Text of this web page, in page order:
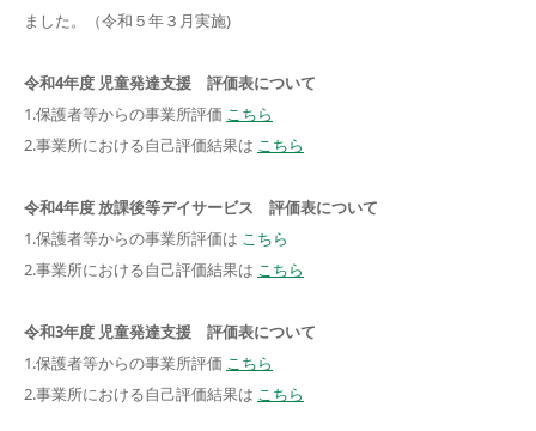
ました。（令和５年３月実施)
令和4年度 児童発達支援 評価表について
1.保護者等からの事業所評価 こちら
2.事業所における自己評価結果は こちら
令和4年度 放課後等デイサービス 評価表について
1.保護者等からの事業所評価は こちら
2.事業所における自己評価結果は こちら
令和3年度 児童発達支援 評価表について
1.保護者等からの事業所評価 こちら
2.事業所における自己評価結果は こちら